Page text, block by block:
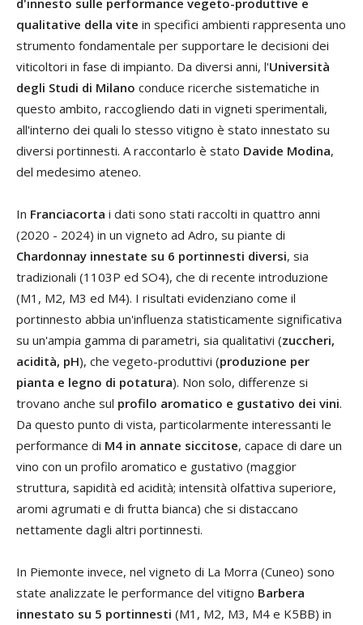
qualitative della vite in specifici ambienti rappresenta uno
strumento fondamentale per supportare le decisioni dei
viticoltori in fase di impianto. Da diversi anni, l'Università
degli Studi di Milano conduce ricerche sistematiche in
questo ambito, raccogliendo dati in vigneti sperimentali,
all'interno dei quali lo stesso vitigno è stato innestato su
diversi portinnesti. A raccontarlo è stato Davide Modina,
del medesimo ateneo.
In Franciacorta i dati sono stati raccolti in quattro anni
(2020 - 2024) in un vigneto ad Adro, su piante di
Chardonnay innestate su 6 portinnesti diversi, sia
tradizionali (1103P ed SO4), che di recente introduzione
(M1, M2, M3 ed M4). I risultati evidenziano come il
portinnesto abbia un'influenza statisticamente significativa
su un'ampia gamma di parametri, sia qualitativi (zuccheri,
acidità, pH), che vegeto-produttivi (produzione per
pianta e legno di potatura). Non solo, differenze si
trovano anche sul profilo aromatico e gustativo dei vini.
Da questo punto di vista, particolarmente interessanti le
performance di M4 in annate siccitose, capace di dare un
vino con un profilo aromatico e gustativo (maggior
struttura, sapidità ed acidità; intensità olfattiva superiore,
aromi agrumati e di frutta bianca) che si distaccano
nettamente dagli altri portinnesti.
In Piemonte invece, nel vigneto di La Morra (Cuneo) sono
state analizzate le performance del vitigno Barbera
innestato su 5 portinnesti (M1, M2, M3, M4 e K5BB) in